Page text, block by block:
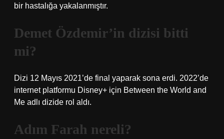
bir hastalığa yakalanmıştır.
Demet Özdemir’in dizisi bitti
mi?
Dizi 12 Mayıs 2021’de final yaparak sona erdi. 2022’de
internet platformu Disney+ için Between the World and
Me adlı dizide rol aldı.
Adım Farah nereli?